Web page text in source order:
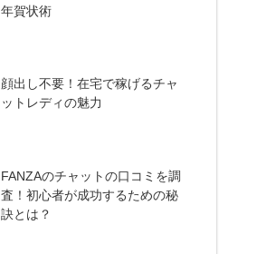
年賀状術
顔出し不要！在宅で稼げるチャ
ットレディの魅力
FANZAのチャットの口コミを調
査！初心者が成功するための秘
訣とは？